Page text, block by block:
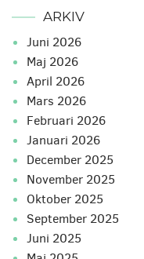
ARKIV
juni 2026
maj 2026
april 2026
mars 2026
februari 2026
januari 2026
december 2025
november 2025
oktober 2025
september 2025
juni 2025